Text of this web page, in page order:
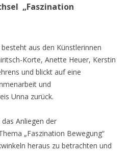
„Faszination
aus den Künstlerinnen
Korte, Anette Heuer, Kerstin
und blickt auf eine
und
Unna zurück.
Anliegen der
„Faszination Bewegung“
heraus zu betrachten und